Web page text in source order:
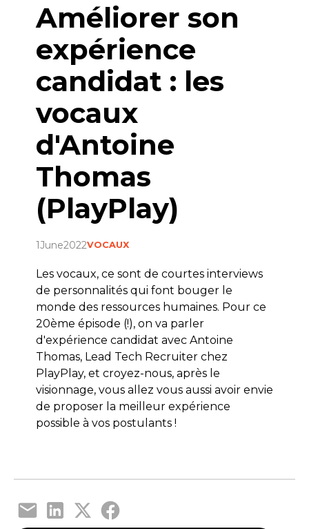
Améliorer son
expérience
candidat : les
vocaux
d'Antoine
Thomas
(PlayPlay)
1June2022VOCAUX
Les vocaux, ce sont de courtes interviews
de personnalités qui font bouger le
monde des ressources humaines. Pour ce
20ème épisode (!), on va parler
d'expérience candidat avec Antoine
Thomas, Lead Tech Recruiter chez
PlayPlay, et croyez-nous, après le
visionnage, vous allez vous aussi avoir envie
de proposer la meilleur expérience
possible à vos postulants !